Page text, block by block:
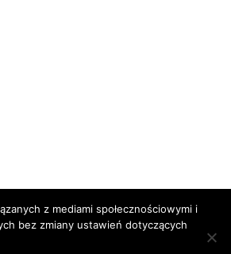
z mediami społecznościowymi i
bez zmiany ustawień dotyczących